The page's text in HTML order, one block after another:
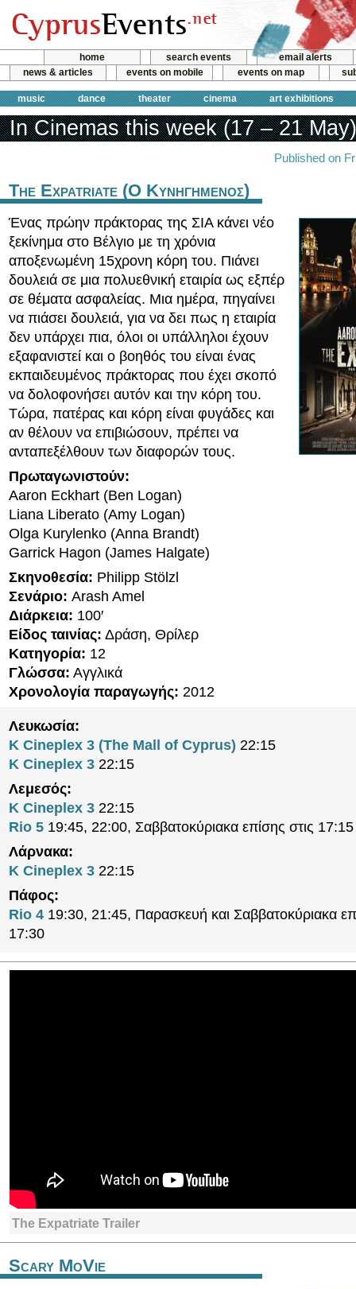
home search events
email alerts
news & articles
events on mobile events on map
music dance theater cinema art exhibitions
In Cinemas this week (17 – 21 May)
Published on
The Expatriate (Ο Κυνηγημενος)
Ένας πρώην πράκτορας της ΣΙΑ κάνει νέο
ξεκίνημα στο Βέλγιο με τη χρόνια
αποξενωμένη 15χρονη κόρη του. Πιάνει
δουλειά σε μια πολυεθνική εταιρία ως εξπέρ
σε θέματα ασφαλείας. Μια ημέρα, πηγαίνει
να πιάσει δουλειά, για να δει πως η εταιρία
δεν υπάρχει πια, όλοι οι υπάλληλοι έχουν
εξαφανιστεί και ο βοηθός του είναι ένας
εκπαιδευμένος πράκτορας που έχει σκοπό
να δολοφονήσει αυτόν και την κόρη του.
Τώρα, πατέρας και κόρη είναι φυγάδες και
αν θέλουν να επιβιώσουν, πρέπει να
ανταπεξέλθουν των διαφορών τους.
Πρωταγωνιστούν:
Aaron Eckhart (Ben Logan)
Liana Liberato (Amy Logan)
Olga Kurylenko (Anna Brandt)
Garrick Hagon (James Halgate)
Σκηνοθεσία: Philipp Stölzl
Σενάριο: Arash Amel
Διάρκεια: 100′
Είδος ταινίας: Δράση, Θρίλερ
Κατηγορία: 12
Γλώσσα: Αγγλικά
Χρονολογία παραγωγής: 2012
Λευκωσία:
K Cineplex 3 (The Mall of Cyprus) 22:15
K Cineplex 3 22:15
Λεμεσός:
K Cineplex 3 22:15
Rio 5 19:45, 22:00, Σαββατοκύριακα επίσης στις 17:15
Λάρνακα:
K Cineplex 3 22:15
Πάφος:
Rio 4 19:30, 21:45, Παρασκευή και Σαββατοκύριακα
17:30
The Expatriate Trailer
Scary MoVie